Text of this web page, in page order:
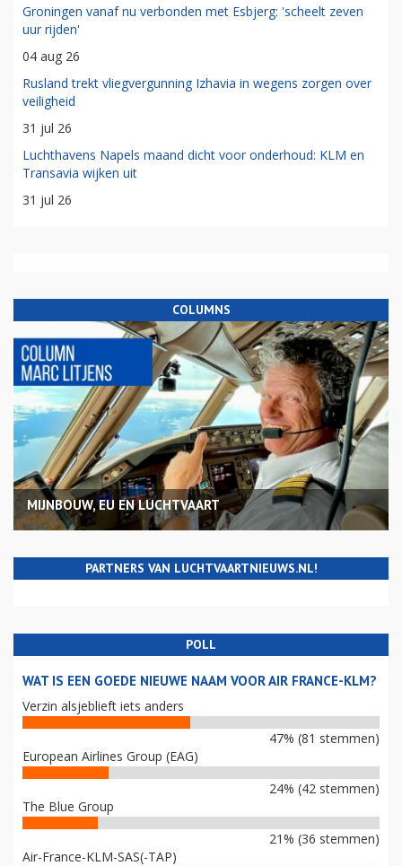
Groningen vanaf nu verbonden met Esbjerg: 'scheelt zeven
uur rijden'
04 aug 26
Rusland trekt vliegvergunning Izhavia in wegens zorgen over
veiligheid
31 jul 26
Luchthavens Napels maand dicht voor onderhoud: KLM en
Transavia wijken uit
31 jul 26
COLUMNS
MIJNBOUW, EU EN LUCHTVAART
PARTNERS VAN LUCHTVAARTNIEUWS.NL!
POLL
WAT IS EEN GOEDE NIEUWE NAAM VOOR AIR FRANCE-KLM?
Verzin alsjeblieft iets anders
47% (81 stemmen)
European Airlines Group (EAG)
24% (42 stemmen)
The Blue Group
21% (36 stemmen)
Air-France-KLM-SAS(-TAP)